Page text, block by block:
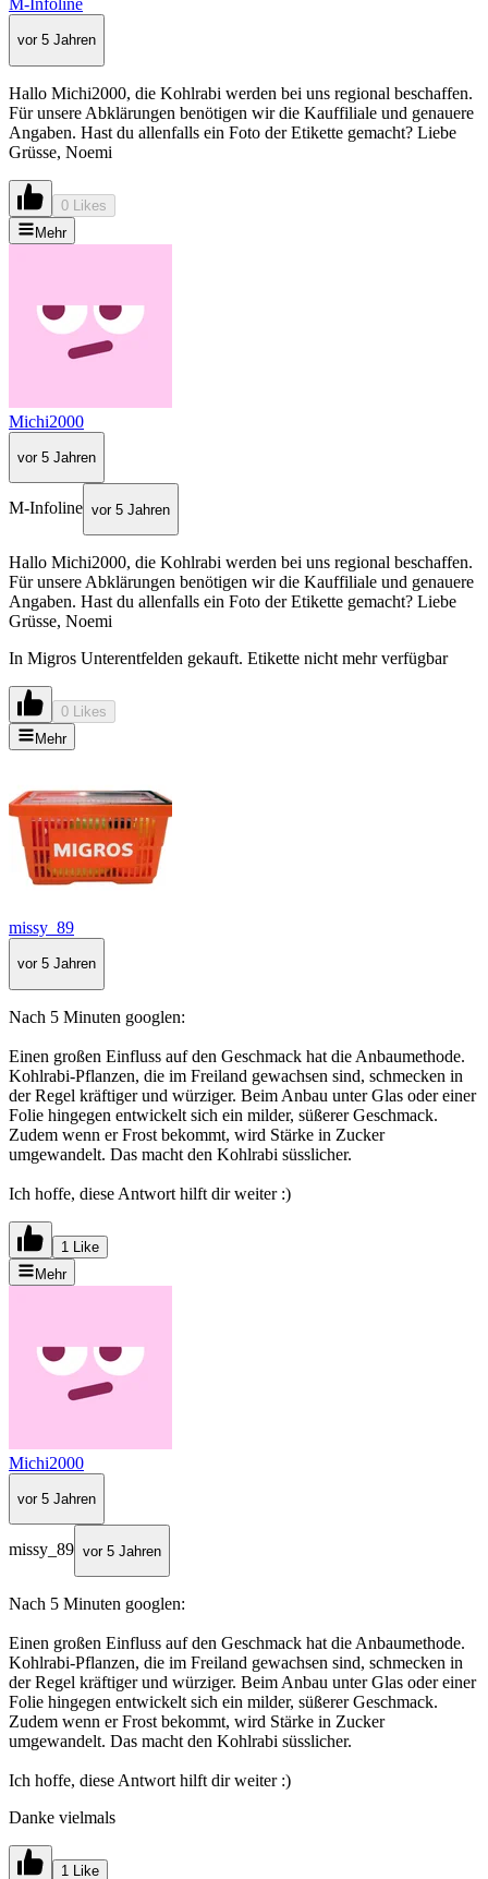
M-Infoline
vor 5 Jahren
Hallo Michi2000, die Kohlrabi werden bei uns regional beschaffen.
Für unsere Abklärungen benötigen wir die Kauffiliale und genauere
Angaben. Hast du allenfalls ein Foto der Etikette gemacht? Liebe
Grüsse, Noemi
0 Likes
Mehr
Michi2000
vor 5 Jahren
M-Infoline vor 5 Jahren
Hallo Michi2000, die Kohlrabi werden bei uns regional beschaffen.
Für unsere Abklärungen benötigen wir die Kauffiliale und genauere
Angaben. Hast du allenfalls ein Foto der Etikette gemacht? Liebe
Grüsse, Noemi
In Migros Unterentfelden gekauft. Etikette nicht mehr verfügbar
0 Likes
Mehr
missy_89
vor 5 Jahren
Nach 5 Minuten googlen:
Einen großen Einfluss auf den Geschmack hat die Anbaumethode.
Kohlrabi-Pflanzen, die im Freiland gewachsen sind, schmecken in
der Regel kräftiger und würziger. Beim Anbau unter Glas oder einer
Folie hingegen entwickelt sich ein milder, süßerer Geschmack.
Zudem wenn er Frost bekommt, wird Stärke in Zucker
umgewandelt. Das macht den Kohlrabi süsslicher.
Ich hoffe, diese Antwort hilft dir weiter :)
1 Like
Mehr
Michi2000
vor 5 Jahren
missy_89 vor 5 Jahren
Nach 5 Minuten googlen:
Einen großen Einfluss auf den Geschmack hat die Anbaumethode.
Kohlrabi-Pflanzen, die im Freiland gewachsen sind, schmecken in
der Regel kräftiger und würziger. Beim Anbau unter Glas oder einer
Folie hingegen entwickelt sich ein milder, süßerer Geschmack.
Zudem wenn er Frost bekommt, wird Stärke in Zucker
umgewandelt. Das macht den Kohlrabi süsslicher.
Ich hoffe, diese Antwort hilft dir weiter :)
Danke vielmals
1 Like